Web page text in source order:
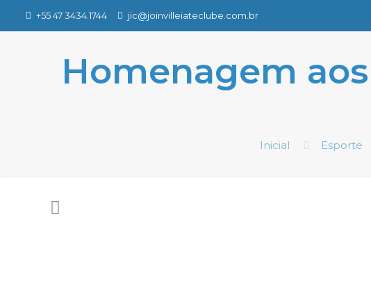
+55 47 3434.1744 jic@joinvilleiateclube.com.br
Homenagem
Inicial Esporte